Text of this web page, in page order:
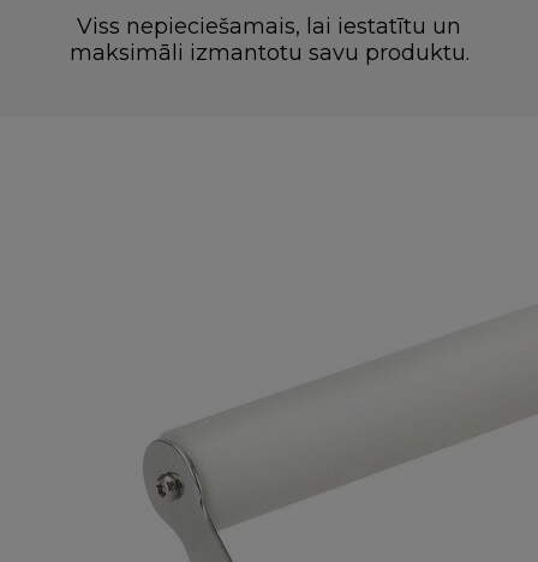
Viss nepieciešamais, lai iestatītu un
maksimāli izmantotu savu produktu.